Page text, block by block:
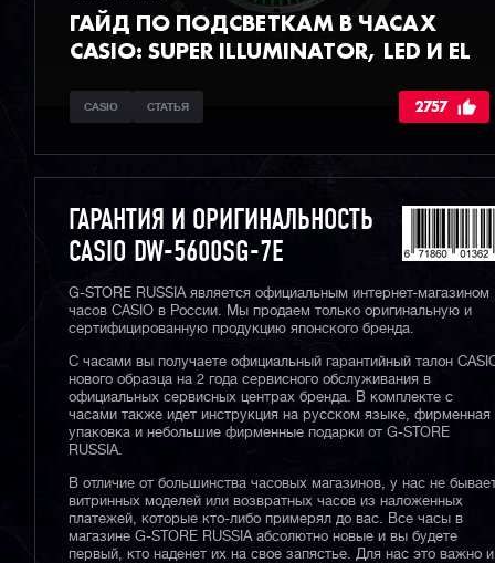
ГАЙД ПО ПОДСВЕТКАМ В ЧАСАХ
CASIO: SUPER ILLUMINATOR, LED И EL
CASIO СТАТЬЯ 2757
ГАРАНТИЯ И ОРИГИНАЛЬНОСТЬ
CASIO DW-5600SG-7E
G-STORE RUSSIA является официальным интернет-магазином
часов CASIO в России. Мы продаем только оригинальную и
сертифицированную продукцию японского бренда.
С часами вы получаете официальный гарантийный талон
нового образца на 2 года сервисного обслуживания в
официальных сервисных центрах бренда. В комплекте с
часами также идет инструкция на русском языке, фирменная
упаковка и небольшие фирменные подарки от G-STORE
RUSSIA.
В отличие от большинства часовых магазинов, у нас не
витринных моделей или возвратных часов из наложенных
платежей, которые кто-либо примерял до вас. Все часы в
магазине G-STORE RUSSIA абсолютно новые и вы будете
первый, кто наденет их на свое запястье. Для нас это важно и